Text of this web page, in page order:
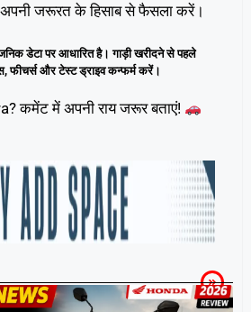
जरूरत के हिसाब से फैसला करें।
डेटा पर आधारित है। गाड़ी खरीदने से पहले
फीचर्स और टेस्ट ड्राइव कन्फर्म करें।
कमेंट में अपनी राय जरूर बताएं!